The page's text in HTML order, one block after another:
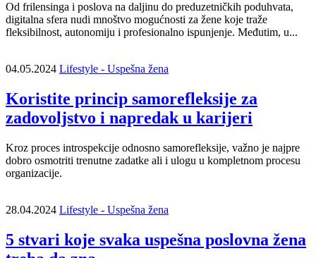
Od frilensinga i poslova na daljinu do preduzetničkih poduhvata,
digitalna sfera nudi mnoštvo mogućnosti za žene koje traže
fleksibilnost, autonomiju i profesionalno ispunjenje. Međutim, u...
04.05.2024 Lifestyle - Uspešna žena
Koristite princip samorefleksije za
zadovoljstvo i napredak u karijeri
Kroz proces introspekcije odnosno samorefleksije, važno je najpre
dobro osmotriti trenutne zadatke ali i ulogu u kompletnom procesu
organizacije.
28.04.2024 Lifestyle - Uspešna žena
5 stvari koje svaka uspešna poslovna žena